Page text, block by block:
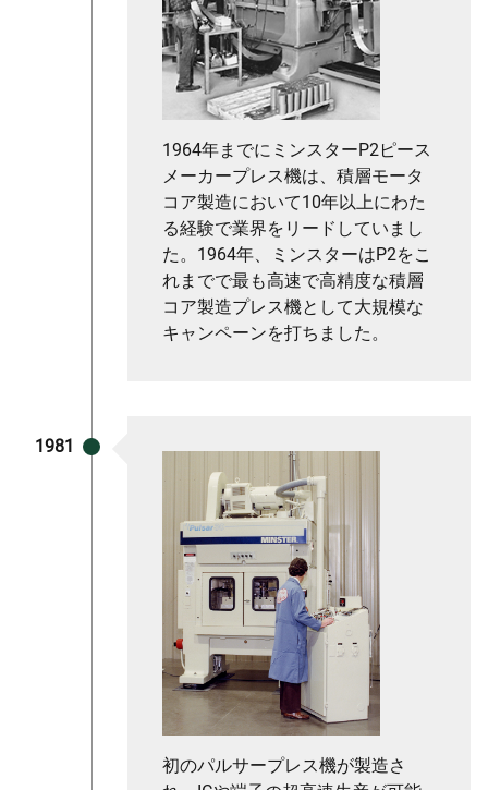
1964年までにミンスターP2ピース
メーカープレス機は、積層モータ
コア製造において10年以上にわた
る経験で業界をリードしていまし
た。1964年、ミンスターはP2をこ
れまでで最も高速で高精度な積層
コア製造プレス機として大規模な
キャンペーンを打ちました。
1981
初のパルサープレス機が製造さ